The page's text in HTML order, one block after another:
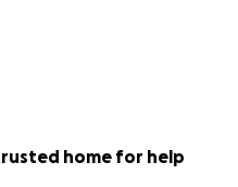
home for help